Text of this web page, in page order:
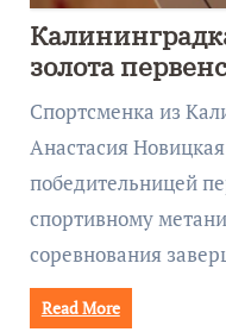
золота
метанию ножа
Спортсменка из
Анастасия
победительницей
спортивному
соревнования
Read More